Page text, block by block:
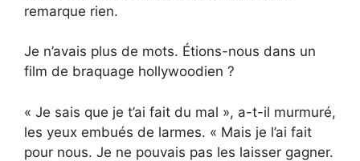
remarque rien.
Je n’avais plus de mots. Étions-nous dans un
film de braquage hollywoodien ?
« Je sais que je t’ai fait du mal », a-t-il murmuré,
les yeux embués de larmes. « Mais je l’ai fait
pour nous. Je ne pouvais pas les laisser gagner.